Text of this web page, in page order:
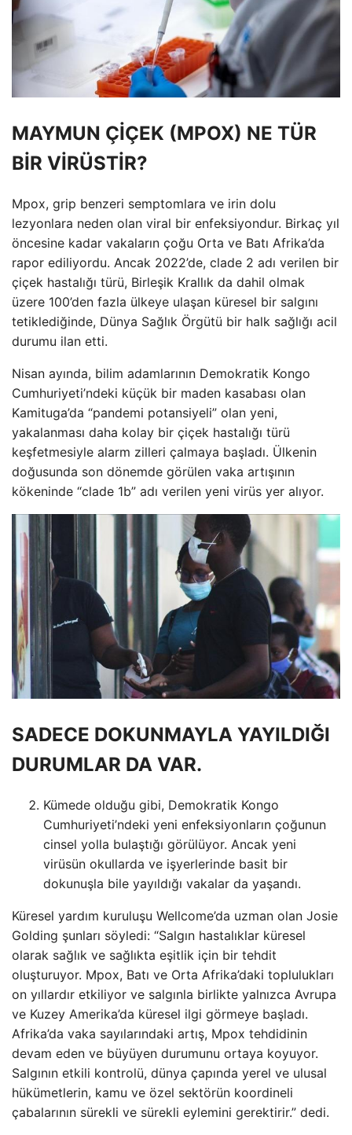
MAYMUN ÇİÇEK (MPOX) NE TÜR
BİR VİRÜSTİR?
Mpox, grip benzeri semptomlara ve irin dolu
lezyonlara neden olan viral bir enfeksiyondur. Birkaç yıl
öncesine kadar vakaların çoğu Orta ve Batı Afrika’da
rapor ediliyordu. Ancak 2022’de, clade 2 adı verilen bir
çiçek hastalığı türü, Birleşik Krallık da dahil olmak
üzere 100’den fazla ülkeye ulaşan küresel bir salgını
tetiklediğinde, Dünya Sağlık Örgütü bir halk sağlığı acil
durumu ilan etti.
Nisan ayında, bilim adamlarının Demokratik Kongo
Cumhuriyeti’ndeki küçük bir maden kasabası olan
Kamituga’da “pandemi potansiyeli” olan yeni,
yakalanması daha kolay bir çiçek hastalığı türü
keşfetmesiyle alarm zilleri çalmaya başladı. Ülkenin
doğusunda son dönemde görülen vaka artışının
kökeninde “clade 1b” adı verilen yeni virüs yer alıyor.
SADECE DOKUNMAYLA YAYILDIĞI
DURUMLAR DA VAR.
Kümede olduğu gibi, Demokratik Kongo
Cumhuriyeti’ndeki yeni enfeksiyonların çoğunun
cinsel yolla bulaştığı görülüyor. Ancak yeni
virüsün okullarda ve işyerlerinde basit bir
dokunuşla bile yayıldığı vakalar da yaşandı.
Küresel yardım kuruluşu Wellcome’da uzman olan Josie
Golding şunları söyledi: “Salgın hastalıklar küresel
olarak sağlık ve sağlıkta eşitlik için bir tehdit
oluşturuyor. Mpox, Batı ve Orta Afrika’daki toplulukları
on yıllardır etkiliyor ve salgınla birlikte yalnızca Avrupa
ve Kuzey Amerika’da küresel ilgi görmeye başladı.
Afrika’da vaka sayılarındaki artış, Mpox tehdidinin
devam eden ve büyüyen durumunu ortaya koyuyor.
Salgının etkili kontrolü, dünya çapında yerel ve ulusal
hükümetlerin, kamu ve özel sektörün koordineli
çabalarının sürekli ve sürekli eylemini gerektirir.” dedi.